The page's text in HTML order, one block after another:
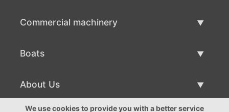
Commercial machinery
Boats
Boat Sale
About Us
About Us
We use cookies to provide you with a better service